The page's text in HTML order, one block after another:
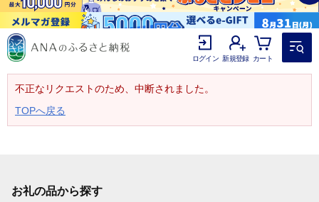
ログイン 新規登録 カート
不正なリクエストのため、中断されました。
TOPへ戻る
お礼の品から探す